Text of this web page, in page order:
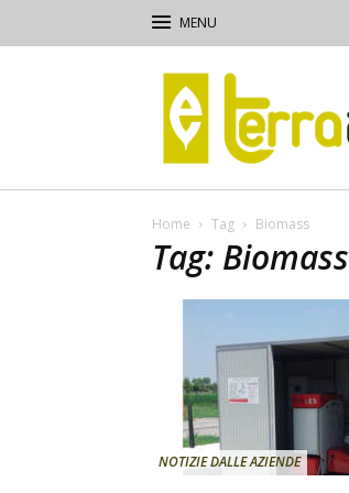
Terra
e
Vita
Home Tag Biomass
Tag: Biomass
NOTIZIE DALLE AZIENDE